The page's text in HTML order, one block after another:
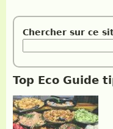
Chercher sur ce
Top Eco Guide